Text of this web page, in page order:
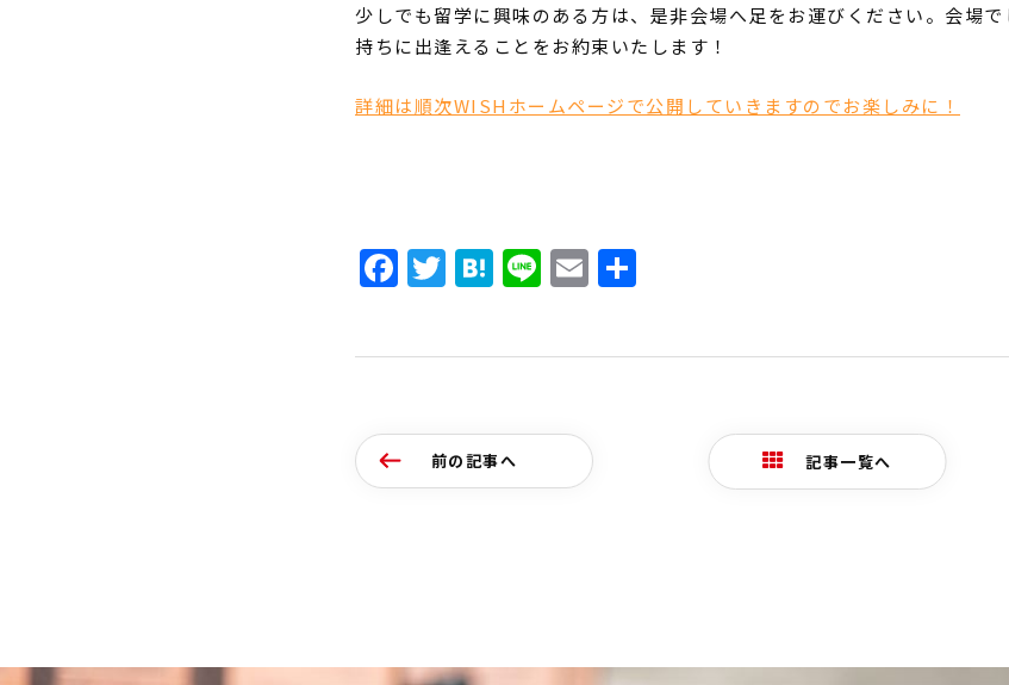
少しでも留学に興味のある方は、是非会場へ足をお運びください。会場
持ちに出逢えることをお約束いたします！
詳細は順次WISHホームページで公開していきますのでお楽しみに！
Facebook
Twitter
Hatena
LineEmail
前の記事へ 記事一覧へ